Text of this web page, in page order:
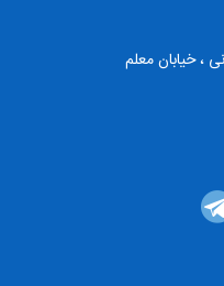
، خیابان معلم